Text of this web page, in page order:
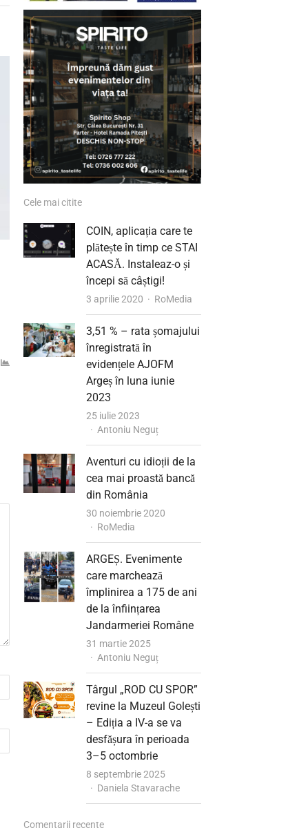
Cele mai citite
COIN, aplicația care te
plătește în timp ce STAI
ACASĂ. Instaleaz-o și
începi să câștigi!
3 aprilie 2020 Author
RoMedia
3,51 % – rata șomajului
înregistrată în
evidențele AJOFM
Argeș în luna iunie
2023
25 iulie 2023
Author
Antoniu Neguț
Aventuri cu idioții de la
cea mai proastă bancă
din România
30 noiembrie 2020
Author
RoMedia
ARGEȘ. Evenimente
care marchează
împlinirea a 175 de ani
de la înființarea
Jandarmeriei Române
31 martie 2025
Author
Antoniu Neguț
Târgul „ROD CU SPOR”
revine la Muzeul Golești
– Ediția a IV-a se va
desfășura în perioada
3–5 octombrie
8 septembrie 2025
Author
Daniela Stavarache
Comentarii recente